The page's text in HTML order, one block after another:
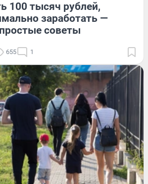
100 тысяч рублей,
заработать —
советы
655 1